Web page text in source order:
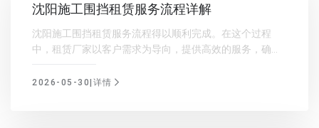
沈阳施工围挡租赁服务流程详解
沈阳施工围挡租赁服务流程得以顺利完成。在这个过程
中，租赁厂家以客户需求为导向，提供高效的服务，确保
美观度，为客户创造良好的施工环境。
2026-05-30|详情